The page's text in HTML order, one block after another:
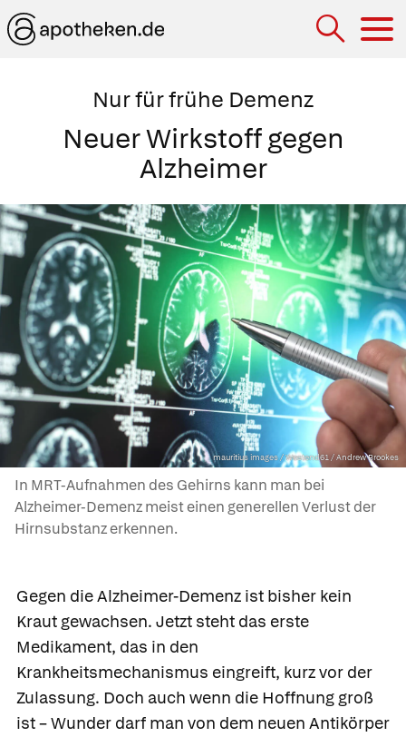
Nur für frühe Demenz
Neuer Wirkstoff gegen
Alzheimer
mauritius images / Westend61 / Andrew Brookes
In MRT-Aufnahmen des Gehirns kann man bei
Alzheimer-Demenz meist einen generellen Verlust der
Hirnsubstanz erkennen.
Gegen die Alzheimer-Demenz ist bisher kein
Kraut gewachsen. Jetzt steht das erste
Medikament, das in den
Krankheitsmechanismus eingreift, kurz vor der
Zulassung. Doch auch wenn die Hoffnung groß
ist – Wunder darf man von dem neuen Antikörper